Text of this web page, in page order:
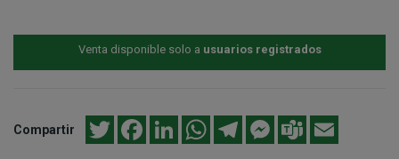
Venta disponible solo a usuarios registrados
Compartir Twitter FacebookLinkedInWhatsAppTelegramMessenger
Teams